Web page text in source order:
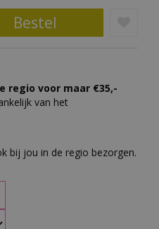
regio voor maar €35,-
van het
bij jou in de regio bezorgen.